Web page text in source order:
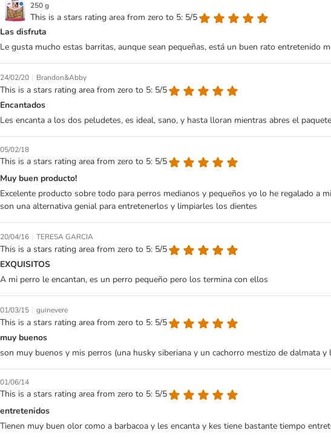
250 g
This is a stars rating area from zero to 5: 5/5
Las disfruta
Le gusta mucho estas barritas, aunque sean pequeñas, está un buen rato entretenido
24/02/20 | Brandon&Abby
This is a stars rating area from zero to 5: 5/5
Encantados
Les encanta a los dos peludetes, es ideal, sano, y hasta lloran mientras abres el
05/02/18
This is a stars rating area from zero to 5: 5/5
Muy buen producto!
Excelente producto sobre todo para perros medianos y pequeños yo lo he regalado a
son una alternativa genial para entretenerlos y limpiarles los dientes
20/04/16 | TERESA GARCIA
This is a stars rating area from zero to 5: 5/5
EXQUISITOS
A mi perro le encantan, es un perro pequeño pero los termina con ellos
01/03/15 | guinevere
This is a stars rating area from zero to 5: 5/5
muy buenos
son muy buenos y mis perros (una husky siberiana y un cachorro mestizo de dalmata
01/06/14
This is a stars rating area from zero to 5: 5/5
entretenidos
Tienen muy buen olor como a barbacoa y les encanta y kes tiene bastante tiempo